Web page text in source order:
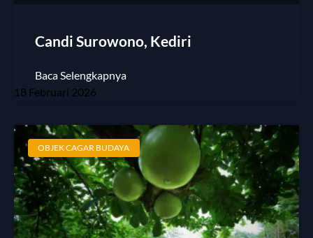
Candi Surowono, Kediri
Baca Selengkapnya
18 Februari 2026
OBJEK CAGAR BUDAYA